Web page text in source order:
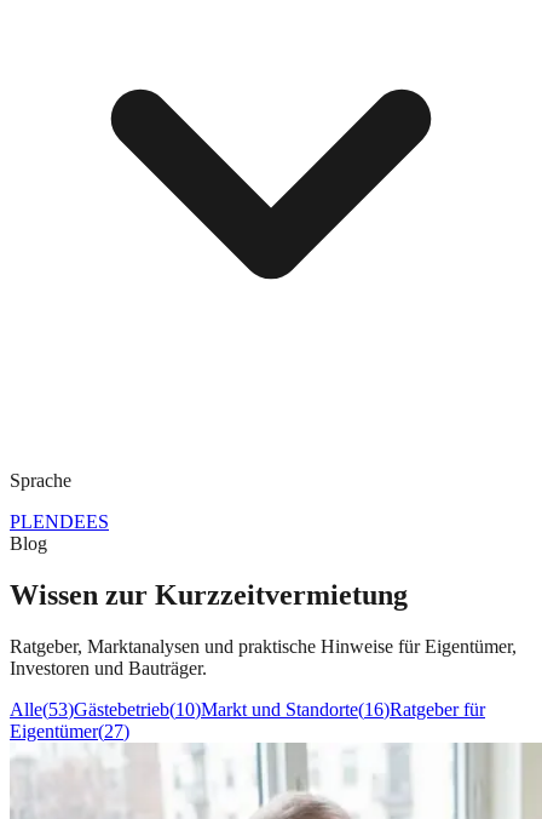
Sprache
PLENDEES
Blog
Wissen zur Kurzzeitvermietung
Ratgeber, Marktanalysen und praktische Hinweise für Eigentümer,
Investoren und Bauträger.
Alle(53)Gästebetrieb(10)Markt und Standorte(16)Ratgeber für
Eigentümer(27)